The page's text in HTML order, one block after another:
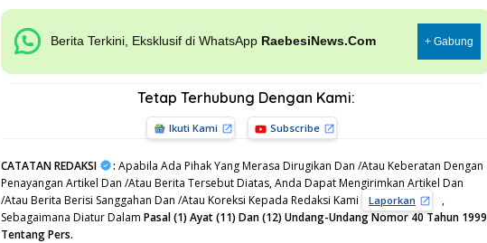
Berita Terkini, Eksklusif di WhatsApp RaebesiNews.Com + Gabung
Tetap Terhubung Dengan Kami:
Ikuti Kami Subscribe
CATATAN REDAKSI : Apabila Ada Pihak Yang Merasa Dirugikan Dan /Atau Keberatan Dengan
Penayangan Artikel Dan /Atau Berita Tersebut Diatas, Anda Dapat Mengirimkan Artikel Dan
/Atau Berita Berisi Sanggahan Dan /Atau Koreksi Kepada Redaksi Kami
Laporkan
,
Sebagaimana Diatur Dalam Pasal (1) Ayat (11) Dan (12) Undang-Undang Nomor 40 Tahun 1999
Tentang Pers.